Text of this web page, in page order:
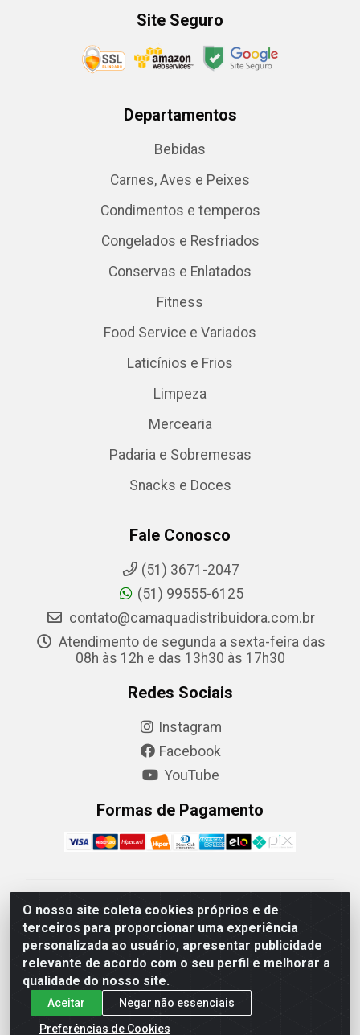
O nosso site coleta cookies próprios e de
terceiros para proporcionar uma experiência
personalizada ao usuário, apresentar publicidade
relevante de acordo com o seu perfil e melhorar a
qualidade do nosso site.
Aceitar
Negar não essenciais
Preferências de Cookies
Site Seguro
Departamentos
Bebidas
Carnes, Aves e Peixes
Condimentos e temperos
Congelados e Resfriados
Conservas e Enlatados
Fitness
Food Service e Variados
Laticínios e Frios
Limpeza
Mercearia
Padaria e Sobremesas
Snacks e Doces
Fale Conosco
(51) 3671-2047
(51) 99555-6125
contato@camaquadistribuidora.com.br
Atendimento de segunda a sexta-feira das
08h às 12h e das 13h30 às 17h30
Redes Sociais
Instagram
Facebook
YouTube
Formas de Pagamento
Camaquã Distribuidora Ltda - Avenida Conego Luiz W
Hanquet, 1001 - Parque Residencial do Arroio Duro,
Camaquã/RS - CEP 96.789-102 - CNPJ
07.061.124/0001-26